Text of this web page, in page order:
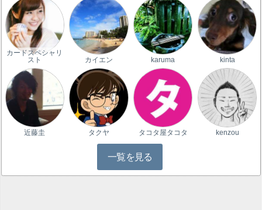
カードスペシャリ
スト
カイエン karuma kinta
近藤圭 タクヤ タコタ屋タコタ kenzou
一覧を見る